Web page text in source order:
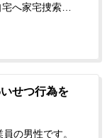
へ家宅捜索を
同行し、その
ご両親が、弊
依頼後、捜査
の被害者に対
日に別の被害
せつ行為を
の男性です。